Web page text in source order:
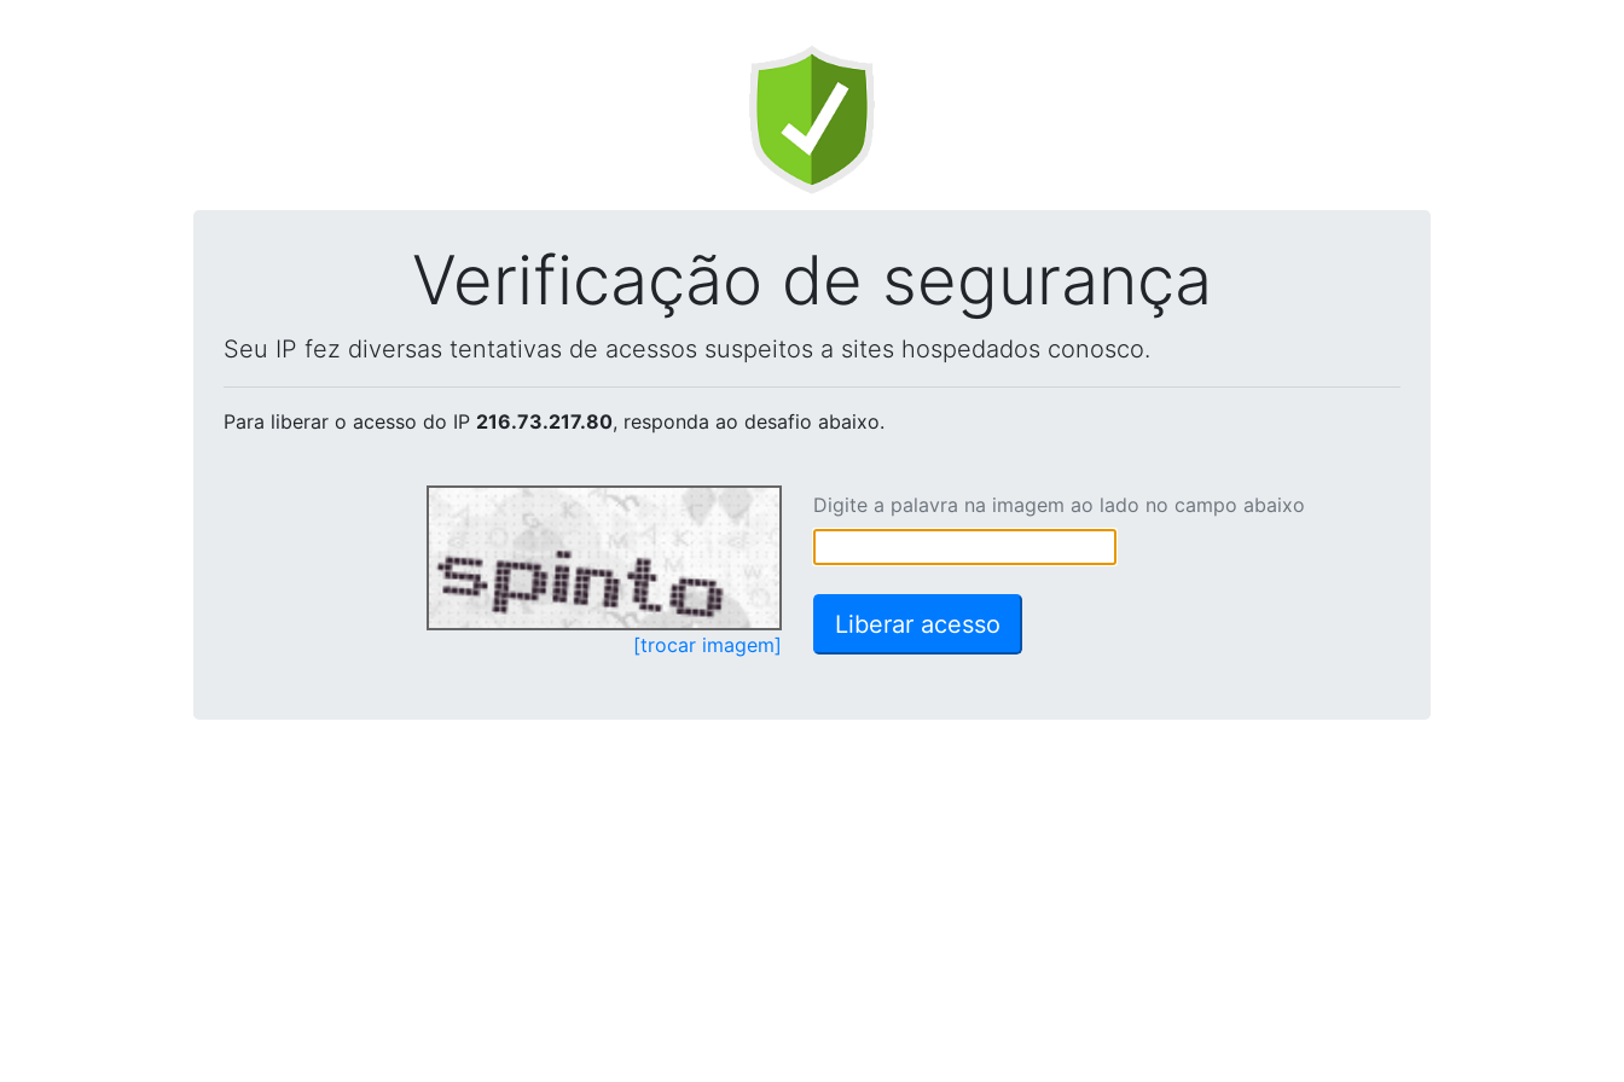
Verificação de segurança
Seu IP fez diversas tentativas de acessos suspeitos a sites hospedados conosco.
Para liberar o acesso do IP 216.73.217.80, responda ao desafio abaixo.
[trocar imagem]
Digite a palavra na imagem ao lado no campo abaixo